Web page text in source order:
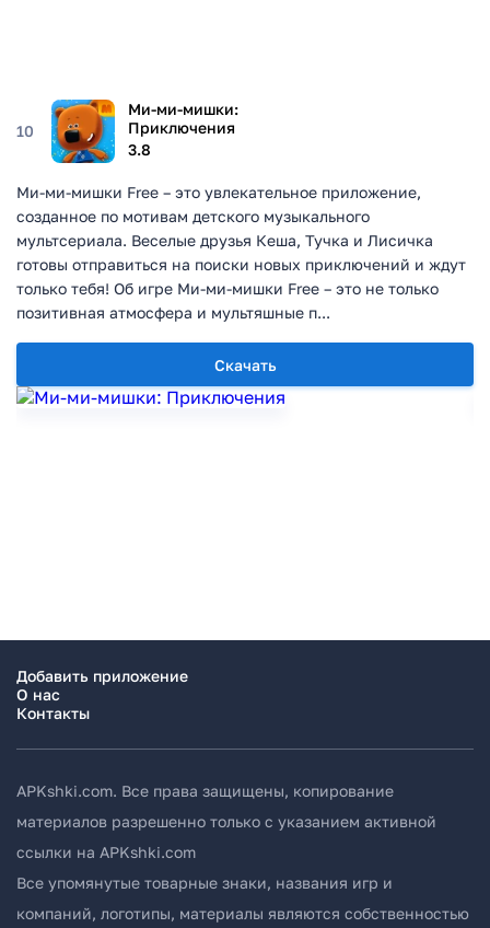
10
Ми-ми-мишки:
Приключения
3.8
Скачать
Ми-ми-мишки Free – это увлекательное приложение,
созданное по мотивам детского музыкального
мультсериала. Веселые друзья Кеша, Тучка и Лисичка
готовы отправиться на поиски новых приключений и ждут
только тебя! Об игре Ми-ми-мишки Free – это не только
позитивная атмосфера и мультяшные п...
Добавить приложение
О нас
Контакты
APKshki.com. Все права защищены, копирование
материалов разрешенно только с указанием активной
ссылки на APKshki.com
Все упомянутые товарные знаки, названия игр и
компаний, логотипы, материалы являются собственностью